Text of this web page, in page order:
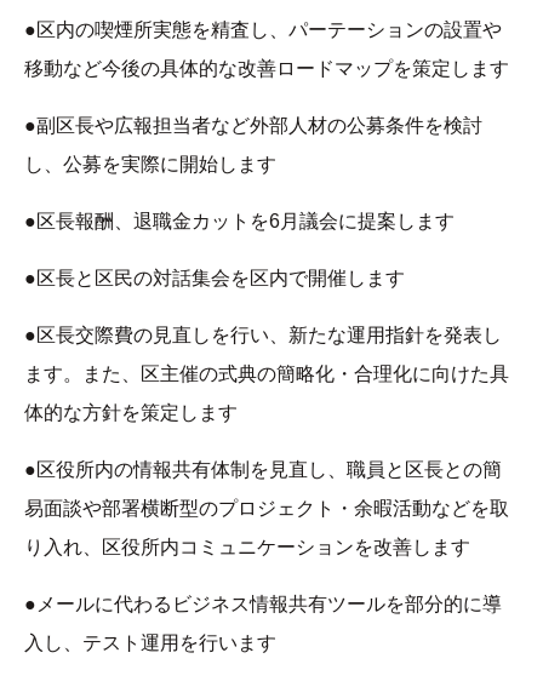
●区内の喫煙所実態を精査し、パーテーションの設置や
移動など今後の具体的な改善ロードマップを策定します
●副区長や広報担当者など外部人材の公募条件を検討
し、公募を実際に開始します
●区長報酬、退職金カットを6月議会に提案します
●区長と区民の対話集会を区内で開催します
●区長交際費の見直しを行い、新たな運用指針を発表し
ます。また、区主催の式典の簡略化・合理化に向けた具
体的な方針を策定します
●区役所内の情報共有体制を見直し、職員と区長との簡
易面談や部署横断型のプロジェクト・余暇活動などを取
り入れ、区役所内コミュニケーションを改善します
●メールに代わるビジネス情報共有ツールを部分的に導
入し、テスト運用を行います